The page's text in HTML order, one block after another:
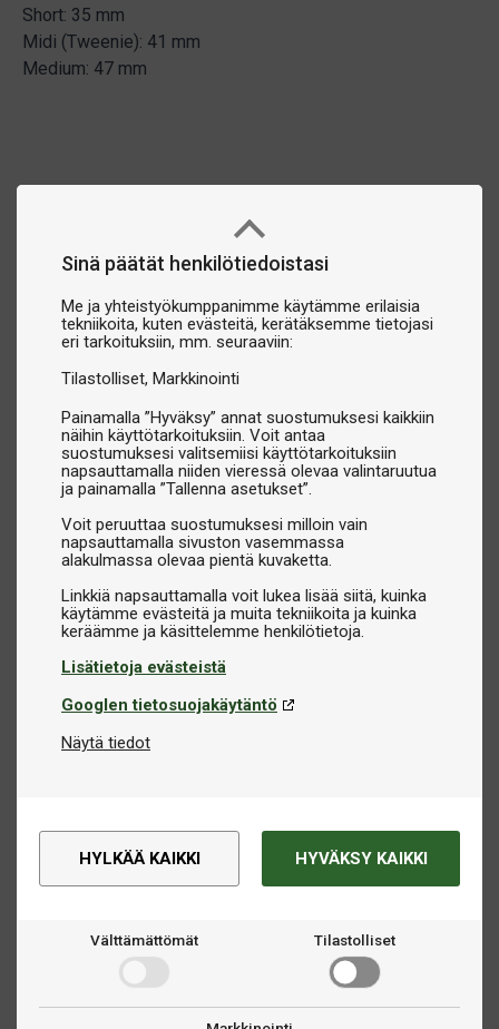
Sinä päätät henkilötiedoistasi
Me ja yhteistyökumppanimme käytämme erilaisia
tekniikoita, kuten evästeitä, kerätäksemme tietojasi
eri tarkoituksiin, mm. seuraaviin:
Tilastolliset Markkinointi
Painamalla ”Hyväksy” annat suostumuksesi kaikkiin
näihin käyttötarkoituksiin. Voit antaa
suostumuksesi valitsemiisi käyttötarkoituksiin
napsauttamalla niiden vieressä olevaa valintaruutua
ja painamalla ”Tallenna asetukset”.
Voit peruuttaa suostumuksesi milloin vain
napsauttamalla sivuston vasemmassa
alakulmassa olevaa pientä kuvaketta.
Linkkiä napsauttamalla voit lukea lisää siitä, kuinka
käytämme evästeitä ja muita tekniikoita ja kuinka
Lisätietoja evästeistä
Googlen tietosuojakäytäntö
Näytä tiedot
HYLKÄÄ KAIKKI HYVÄKSY KAIKKI
Välttämättömät Tilastolliset
Short: 35 mm
Midi (Tweenie): 41 mm
Medium: 47 mm